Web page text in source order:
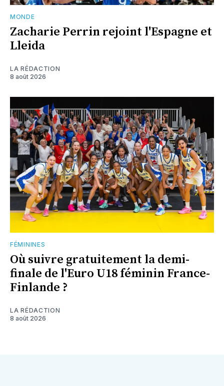
MONDE
Zacharie Perrin rejoint l'Espagne et
Lleida
LA RÉDACTION
8 août 2026
FÉMININES
Où suivre gratuitement la demi-
finale de l'Euro U18 féminin France-
Finlande ?
LA RÉDACTION
8 août 2026